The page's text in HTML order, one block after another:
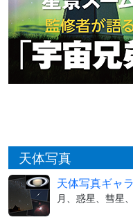
天体写真
天体写真ギャ
月、惑星、彗星